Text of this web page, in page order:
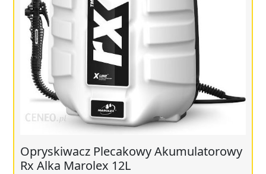
Opryskiwacz Plecakowy Akumulatorowy
Rx Alka Marolex 12L